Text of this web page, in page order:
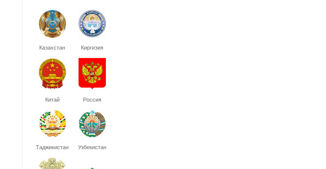
Казахстан Киргизия
Китай Россия
Таджикистан Узбекистан